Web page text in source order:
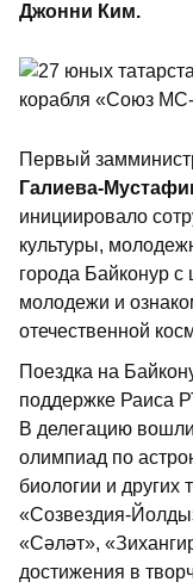
Джонни Ким.
Первый
Галиева-
инициировало
культуры,
города Байконур с
молодежи и
отечественной
Поездка на
поддержке Раиса
В делегацию
олимпиад по
биологии и других
«Созвездия-
«Сәләт»,
достижения в